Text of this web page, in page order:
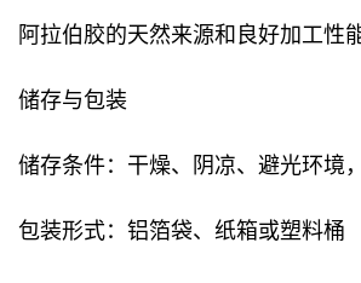
阿拉伯胶的天然来源和良好加工性
储存与包装
储存条件：干燥、阴凉、避光环境
包装形式：铝箔袋、纸箱或塑料桶